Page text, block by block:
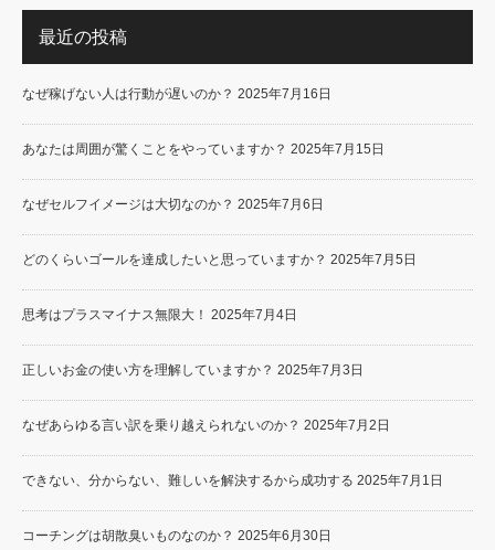
最近の投稿
なぜ稼げない人は行動が遅いのか？ 2025年7月16日
あなたは周囲が驚くことをやっていますか？ 2025年7月15日
なぜセルフイメージは大切なのか？ 2025年7月6日
どのくらいゴールを達成したいと思っていますか？ 2025年7月5日
思考はプラスマイナス無限大！ 2025年7月4日
正しいお金の使い方を理解していますか？ 2025年7月3日
なぜあらゆる言い訳を乗り越えられないのか？ 2025年7月2日
できない、分からない、難しいを解決するから成功する 2025年7月1日
コーチングは胡散臭いものなのか？ 2025年6月30日